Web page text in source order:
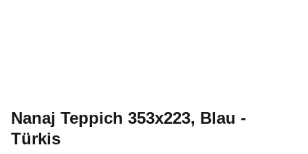
Nanaj Teppich 353x223, Blau -
Türkis